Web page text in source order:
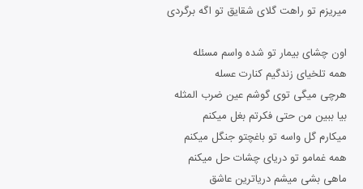
میریزم تو راهت گلای شقایق تو اگه برگردی
اون چشای بیمار تو شده واسم مسئله
همه تلخیای زندگیم کنارت عسله
هرچی میگی توی گوشم عین ضرب المثله
بیا ببین من حتی فکرتم بغل میکنم
میکارم گل واسه تو باغچتو جنگل میکنم
همه غمامو تو دریای چشات حل میکنم
ماهی بشی میشم دریاترین عاشق